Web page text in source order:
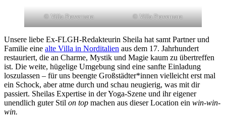
© Villa Pravernara © Villa Pravernara
Unsere liebe Ex-FLGH-Redakteurin Sheila hat samt Partner und
Familie eine alte Villa in Norditalien aus dem 17. Jahrhundert
restauriert, die an Charme, Mystik und Magie kaum zu übertreffen
ist. Die weite, hügelige Umgebung sind eine sanfte Einladung
loszulassen – für uns beengte Großstädter*innen vielleicht erst mal
ein Schock, aber atme durch und schau neugierig, was mit dir
passiert. Sheilas Expertise in der Yoga-Szene und ihr eigener
unendlich guter Stil on top machen aus dieser Location ein win-win-
win.